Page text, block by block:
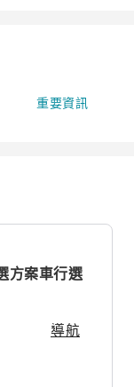
重要資訊
方案車行選
導航